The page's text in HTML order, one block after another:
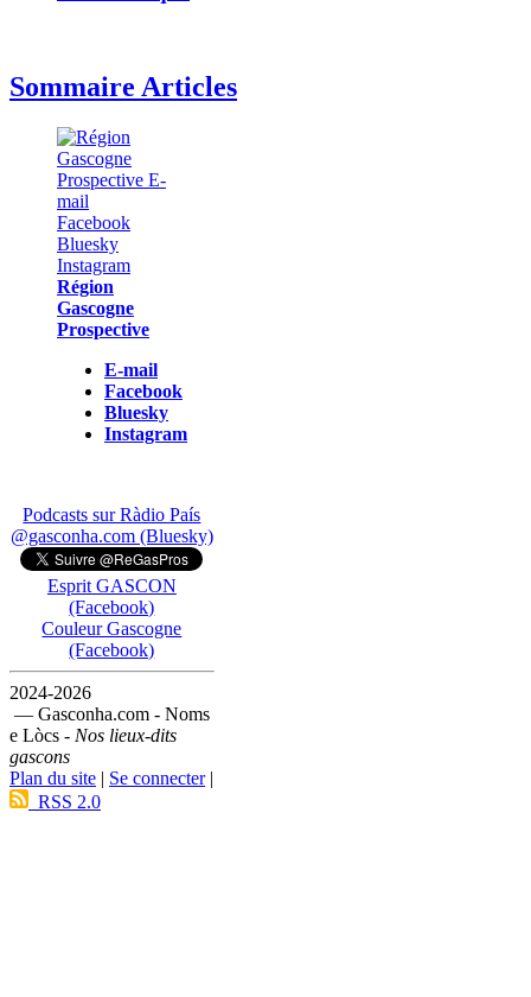
Sommaire Articles
Région
Gascogne
Prospective
E-mail
Facebook
Bluesky
Instagram
Podcasts sur Ràdio País
@gasconha.com (Bluesky)
Esprit GASCON
(Facebook)
Couleur Gascogne
(Facebook)
2024-2026
— Gasconha.com - Noms
e Lòcs - Nos lieux-dits
gascons
Plan du site | Se connecter|
RSS 2.0